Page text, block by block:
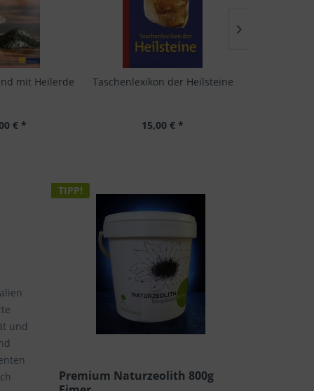
mit Heilerde
€ *
Taschenlexikon der Heilsteine
15,00 € *
und
TIPP!
Premium Naturzeolith 800g